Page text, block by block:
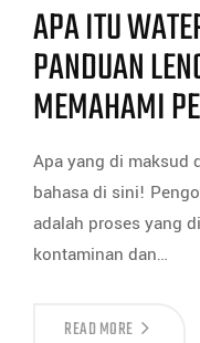
APA ITU
PANDUAN
MEMAHAMI
Apa yang di maksud
bahasa di sini!
adalah proses yang
kontaminan dan…
READ MORE